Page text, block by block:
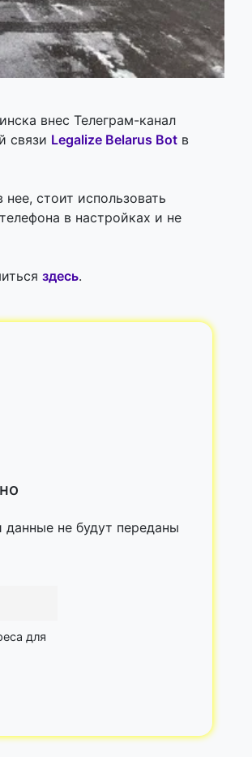
внес Телеграм-канал
связи Legalize Belarus Bot в
стоит использовать
в настройках и не
здесь.
данные не будут переданы
для